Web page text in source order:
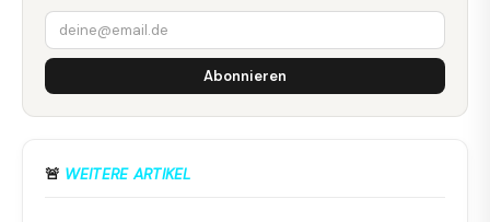
Abonnieren
🚨 WEITERE ARTIKEL